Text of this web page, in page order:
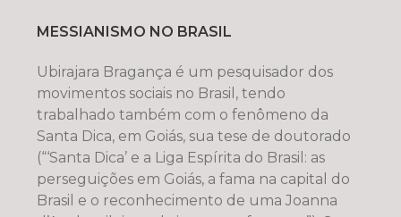
MESSIANISMO NO BRASIL
Ubirajara Bragança é um pesquisador dos
movimentos sociais no Brasil, tendo
trabalhado também com o fenômeno da
Santa Dica, em Goiás, sua tese de doutorado
(“‘Santa Dica’ e a Liga Espírita do Brasil: as
perseguições em Goiás, a fama na capital do
Brasil e o reconhecimento de uma Joanna